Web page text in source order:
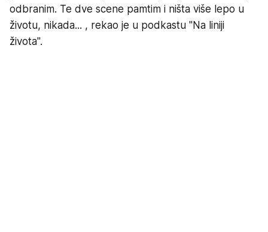
odbranim. Te dve scene pamtim i ništa više lepo u
životu, nikada... , rekao je u podkastu "Na liniji
života".